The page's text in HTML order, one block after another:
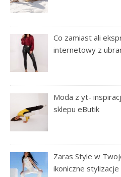
Co zamiast ali
internetowy z
Moda z yt-
sklepu eButik
Zaras Style w
ikoniczne